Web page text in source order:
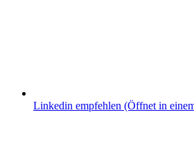
Linkedin empfehlen (Öffnet in